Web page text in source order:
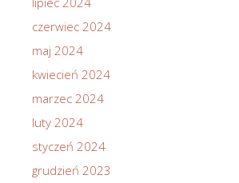
czerwiec 2024
maj 2024
kwiecień 2024
marzec 2024
luty 2024
styczeń 2024
grudzień 2023